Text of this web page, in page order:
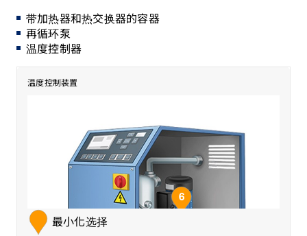
带加热器和热交换器的容器
再循环泵
温度控制器
6
回路中的温度——温度
温度控制装置
最小化选择